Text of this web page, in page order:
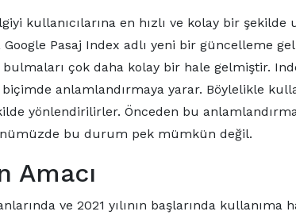
kullanıcılarına en hızlı ve kolay bir şekilde
Pasaj Index adlı yeni bir güncelleme
bulmaları çok daha kolay bir hale gelmiştir.
anlamlandırmaya yarar. Böylelikle
yönlendirilirler. Önceden bu
bu durum pek mümkün değil.
Amacı
ve 2021 yılının başlarında kullanıma